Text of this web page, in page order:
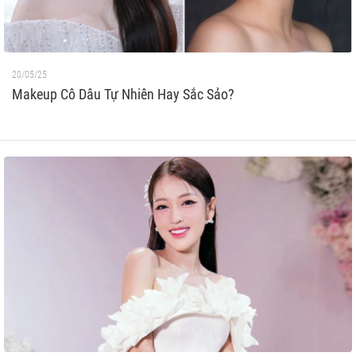
20/05/25
Makeup Cô Dâu Tự Nhiên Hay Sắc Sảo?